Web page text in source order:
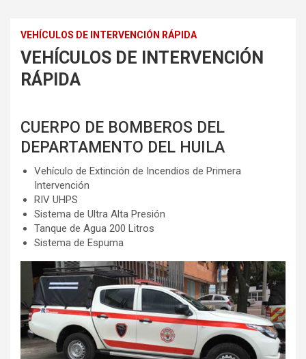
VEHÍCULOS DE INTERVENCIÓN RÁPIDA
VEHÍCULOS DE INTERVENCIÓN
RÁPIDA
CUERPO DE BOMBEROS DEL
DEPARTAMENTO DEL HUILA
Vehículo de Extinción de Incendios de Primera
Intervención
RIV UHPS
Sistema de Ultra Alta Presión
Tanque de Agua 200 Litros
Sistema de Espuma